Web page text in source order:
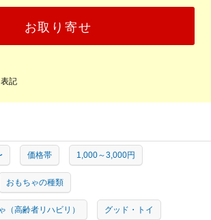
お取り寄せ
記
価格帯 1,000～3,000円
おもちゃの種類
（高齢者リハビリ） グッド・トイ